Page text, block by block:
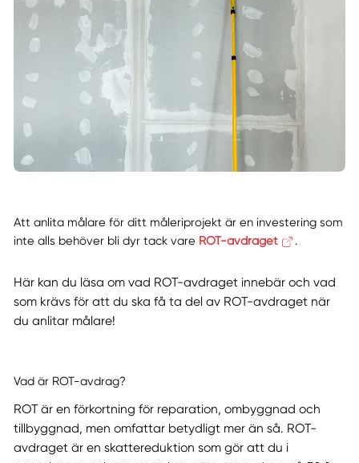
Att anlita målare för ditt måleriprojekt är en investering som
inte alls behöver bli dyr tack vare ROT-avdraget .
Här kan du läsa om vad ROT-avdraget innebär och vad
som krävs för att du ska få ta del av ROT-avdraget när
du anlitar målare!
Vad är ROT-avdrag?
ROT är en förkortning för reparation, ombyggnad och
tillbyggnad, men omfattar betydligt mer än så. ROT-
avdraget är en skattereduktion som gör att du i